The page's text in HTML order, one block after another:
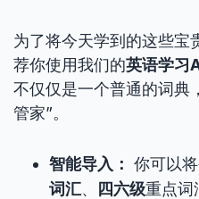
为了将今天学到的这些宝
荐你使用我们的英语学
不仅仅是一个普通的词典
管家”。
智能导入： 你可以
词汇、 四六级重点词